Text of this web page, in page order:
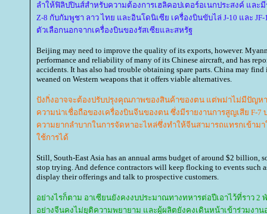
ลำให้ฟิลิปปินส์สำหรับความต้องการเฮลิคอปเตอร์อเนกประสงค์ และ
Z-8 กับกัมพูชา ลาว ไทย และอินโดนิเซีย เครื่องบินขับไล่ J-10 และ JF-
ตัวเลือกนอกจากเครื่องบินของรัสเซียและสหรัฐ
Beijing may need to improve the quality of its exports, however.
performance and reliability of many of its Chinese aircraft, and has
accidents. It has also had trouble obtaining spare parts. China may
weaned on Western weapons that it offers viable alternatives.
ปังกิ่งอาจจะต้องปรับปรุงคุณภาพของสินค้าของตน แต่พม่าไม่มีปัญห
ความน่าเชื่อถือของเครื่องบินจีนของตน ซึ่งมีรายงานการสูญเสีย F-7
ความยากลำบากในการจัดหาอะไหล่ซึ่งทำให้จีนสามารถแทรกเข้าม
ช้การได้
Still, South-East Asia has an annual arms budget of around $2 billion,
stop trying. And defence contractors will keep flocking to events such
display their offerings and talk to prospective customers.
อย่างไรก็ตาม อาเซียนยังคงงบประมาณทางทหารต่อปีเอาไว้ที่ราว
อย่างจีนคงไม่ยุติความพยายาม และผู้ผลิตยังคงเดินหน้าเข้าร่วมงานอ